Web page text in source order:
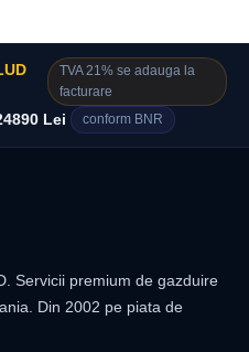
TVA 21% se adauga la
facturare
Lei conform BNR
Servicii premium de gazduire
Din 2002 pe piata de